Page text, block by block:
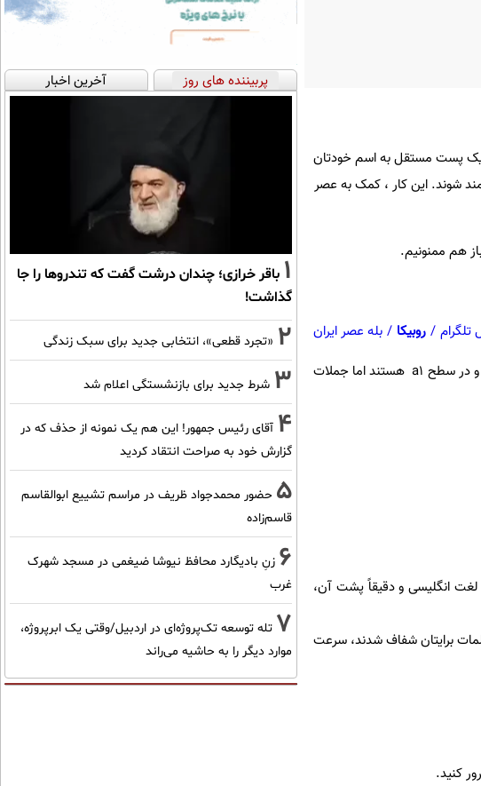
یک پست مستقل به اسم خودتان
مند شوند. این کار ، کمک به عصر
هم ممنونیم.
تلگرام / روبیکا / بله عصر ایران
در این هفته همچنان جمله ها در حال ساده و در سطح a1 هستند اما جملات
لغت انگلیسی و دقیقاً پشت آن،
برایتان شفاف شدند، سرعت
کنید.
پربیننده های روز آخرین اخبار
1 باقر خرازی؛ چندان درشت گفت که تندروها را جا
گذاشت!
2 «تجرد قطعی»، انتخابی جدید برای سبک زندگی
3 شرط جدید برای بازنشستگی اعلام شد
4 آقای رئیس جمهور! این هم یک نمونه از حذف که در
گزارش خود به صراحت انتقاد کردید
5 حضور محمدجواد ظریف در مراسم تشییع ابوالقاسم
قاسم‌زاده
6 زنِ بادیگارد محافظ نیوشا ضیغمی در مسجد شهرک
غرب
7 تله توسعه تک‌پروژه‌ای در اردبیل/وقتی یک ابرپروژه،
موارد دیگر را به حاشیه می‌راند